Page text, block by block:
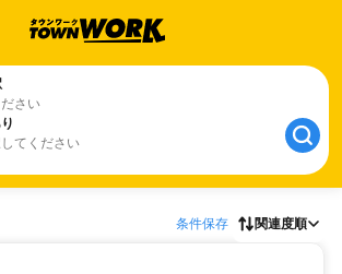
さい
てください
条件保存 関連度順